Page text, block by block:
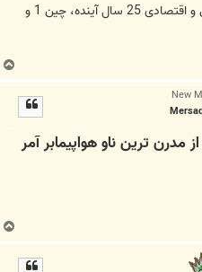
در پیش بینی وضعیت خغرافیای سیاسی و اقتصادی 25 سال آینده، چین 1 و
ب
ا
New
ب
ا